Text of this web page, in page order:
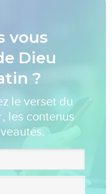
vous
Dieu
?
le verset du
les contenus